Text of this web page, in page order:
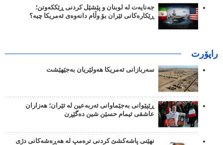
جەنایەت لە لوبنان و پێشێل کردنی ڕێککەوتن؛
ڕێکارەکانی ئێران بۆ وڵام دانەوەی ئەمریکا چیە؟
راپۆرت
سەربازانی ئەمریکا هەولێریان بەجێهێشت
ڕێپێوانی بەجێماوانی ئەربەعین لە ئێران؛ هەزاران
عاشقی ئیمام حسێن شین دەگێڕن
نهێنی پاشەکشێ کردنی ترەمپ لە هەڕەشەکانی دژی